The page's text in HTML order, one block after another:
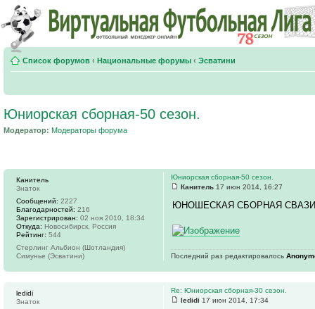
Список форумов ‹ Национальные форумы ‹ Эсватини
Юниорская сборная-50 сезон.
Модератор: Модераторы форума
Юниорская сборная-50 сезон.
Канитель 17 июн 2014, 16:27
ЮНОШЕСКАЯ СБОРНАЯ
Последний раз редактировалось
Канитель
Знаток
Сообщений: 2227
Благодарностей: 216
Зарегистрирован: 02 ноя 2010, 18:34
Откуда: Новосибирск, Россия
Рейтинг: 544
Стерлинг Альбион (Шотландия)
Симунье (Эсватини)
Re: Юниорская сборная-30 сезон.
ledidi 17 июн 2014, 17:34
ledidi
Знаток